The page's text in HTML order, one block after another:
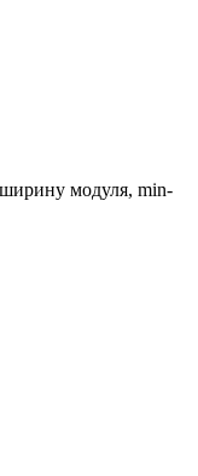
модуля, min-